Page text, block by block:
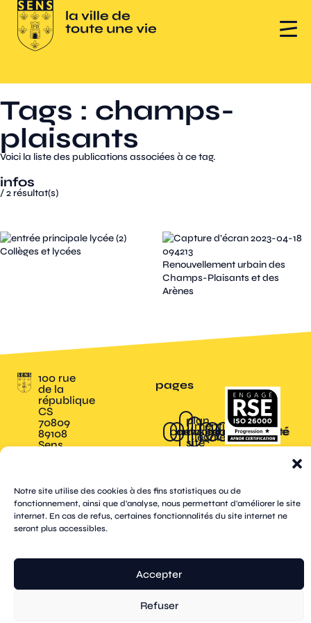
Notre site utilise des cookies à des fins statistiques ou de
fonctionnement, ainsi que d'analyse, nous permettant d'améliorer le site
internet. En cas de refus, certaines fonctionnalités du site internet ne
seront plus accessibles.
Accepter
Refuser
Tags : champs-
plaisants
Voici la liste des publications associées à ce tag.
infos
/2résultat(s)
Collèges et lycées
Renouvellement urbain des
Champs-Plaisants et des
Arènes
100 rue
de la
république
CS
70809
89108
Sens
pages
contacts
newsletters
plan
du
site
mentions
légales
cookies
confidentialité
accessibilité
© Sensréalisation tongui.com